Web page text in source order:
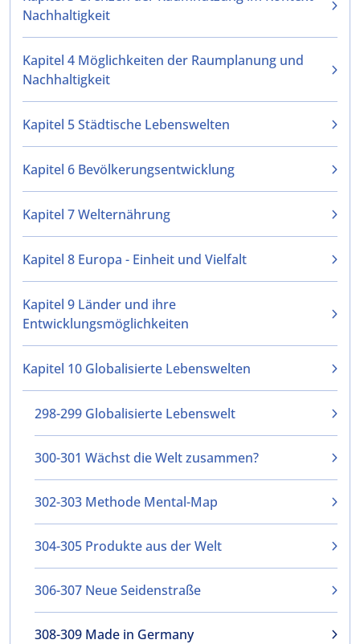
Nachhaltigkeit
Kapitel 4 Möglichkeiten der Raumplanung und
Nachhaltigkeit
Kapitel 5 Städtische Lebenswelten
Kapitel 6 Bevölkerungsentwicklung
Kapitel 7 Welternährung
Kapitel 8 Europa - Einheit und Vielfalt
Kapitel 9 Länder und ihre
Entwicklungsmöglichkeiten
Kapitel 10 Globalisierte Lebenswelten
298-299 Globalisierte Lebenswelt
300-301 Wächst die Welt zusammen?
302-303 Methode Mental-Map
304-305 Produkte aus der Welt
306-307 Neue Seidenstraße
308-309 Made in Germany